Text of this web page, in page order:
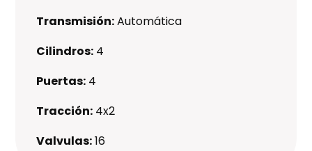
Transmisión:Automática
Cilindros: 4
Puertas: 4
Tracción: 4x2
Valvulas:16